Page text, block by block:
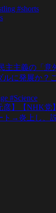
#shorts
義の「意
に発展か
#Science
】【NHK党
→炎上し